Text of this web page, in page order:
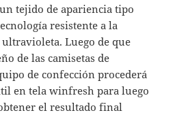
tejido de apariencia tipo
resistente a la
Luego de que
de las camisetas de
de confección procederá
en tela winfresh para luego
el resultado final